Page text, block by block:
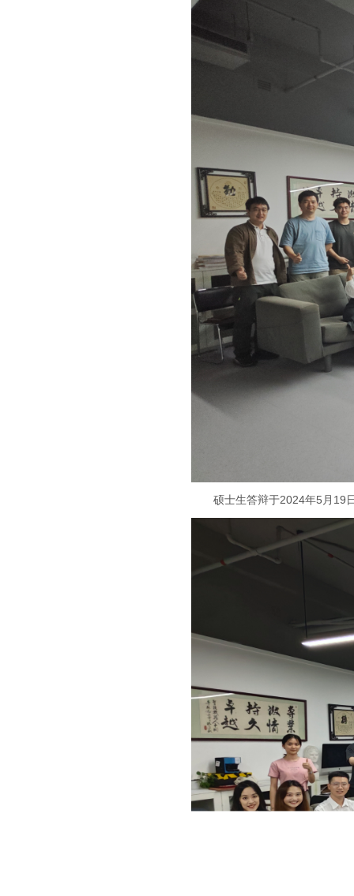
硕士生答辩于2024年5月19日